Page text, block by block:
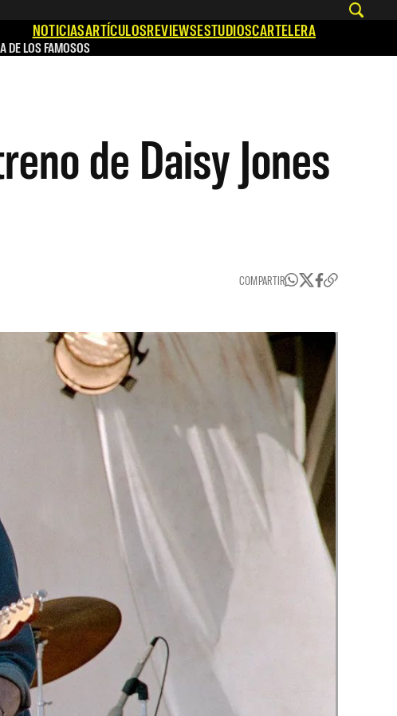
NOTICIASARTÍCULOSREVIEWSESTUDIOSCARTELERA
DE LOS FAMOSOS
de Daisy Jones
COMPARTIR